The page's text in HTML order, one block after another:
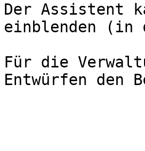
Der Assistent
einblenden (in
Für die